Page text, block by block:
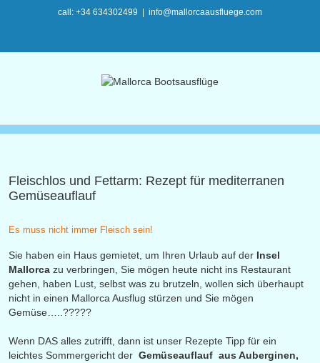
call: +34 634302499 info@mallorcaausfluege.com
Fleischlos und Fettarm: Rezept für mediterranen
Gemüseauflauf
Es muss nicht immer Fleisch sein!
Sie haben ein Haus gemietet, um Ihren Urlaub auf der Insel
Mallorca zu verbringen, Sie mögen heute nicht ins Restaurant
gehen, haben Lust, selbst was zu brutzeln, wollen sich überhaupt
nicht in einen Mallorca Ausflug stürzen und Sie mögen
Gemüse…..?????
Wenn DAS alles zutrifft, dann ist unser Rezepte Tipp für ein
leichtes Sommergericht der Gemüseauflauf aus Auberginen,